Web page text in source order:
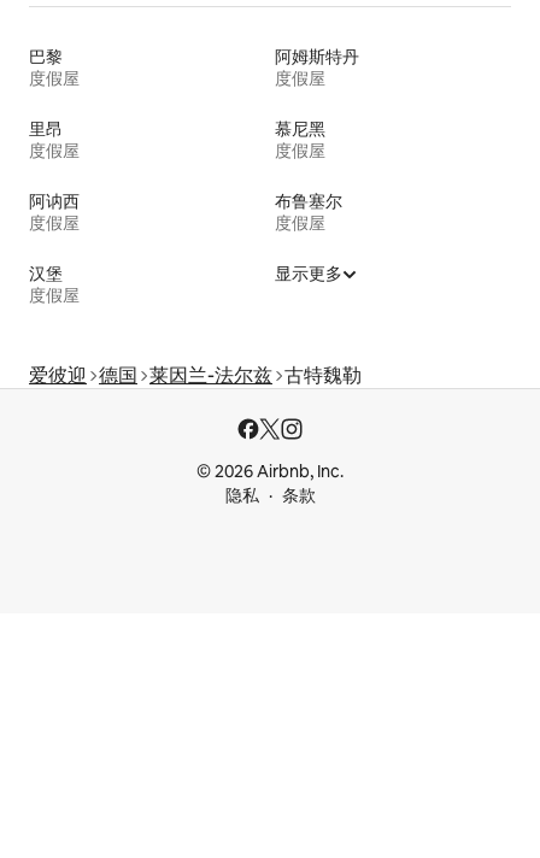
巴黎
度假屋
阿姆斯特丹
度假屋
里昂
度假屋
慕尼黑
度假屋
阿讷西
度假屋
布鲁塞尔
度假屋
汉堡
度假屋
显示更多
爱彼迎 德国 莱因兰-法尔兹 古特魏勒
© 2026 Airbnb, Inc.
隐私
条款